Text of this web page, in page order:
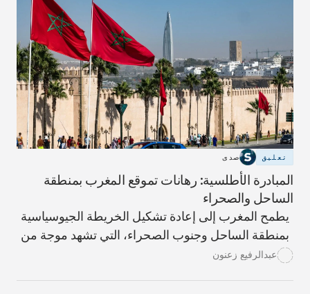
تعليق صدى
المبادرة الأطلسية: رهانات تموقع المغرب بمنطقة
الساحل والصحراء
يطمح المغرب إلى إعادة تشكيل الخريطة الجيوسياسية
بمنطقة الساحل وجنوب الصحراء، التي تشهد موجة من
الانقلابات التي تتغذى على تفاقم الأوضاع الاقتصادية
عبدالرفيع زعنون